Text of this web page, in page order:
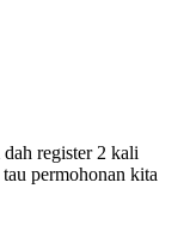
register 2 kali
permohonan kita